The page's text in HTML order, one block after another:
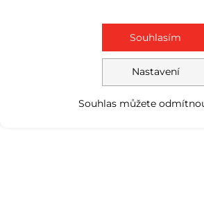
Nastavení
Souhlasím
Souhlas můžete